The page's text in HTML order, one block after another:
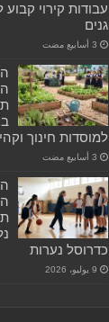
עבודות קירוי
גנים
למוסדות חינוך
כדרוסל נערות
9 يوليو، 2026